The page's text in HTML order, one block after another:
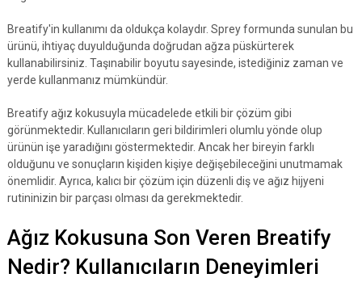
Breatify'in kullanımı da oldukça kolaydır. Sprey formunda sunulan bu
ürünü, ihtiyaç duyulduğunda doğrudan ağza püskürterek
kullanabilirsiniz. Taşınabilir boyutu sayesinde, istediğiniz zaman ve
yerde kullanmanız mümkündür.
Breatify ağız kokusuyla mücadelede etkili bir çözüm gibi
görünmektedir. Kullanıcıların geri bildirimleri olumlu yönde olup
ürünün işe yaradığını göstermektedir. Ancak her bireyin farklı
olduğunu ve sonuçların kişiden kişiye değişebileceğini unutmamak
önemlidir. Ayrıca, kalıcı bir çözüm için düzenli diş ve ağız hijyeni
rutininizin bir parçası olması da gerekmektedir.
Ağız Kokusuna Son Veren Breatify
Nedir? Kullanıcıların Deneyimleri